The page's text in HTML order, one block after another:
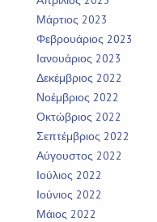
Μάρτιος 2023
Φεβρουάριος 2023
Ιανουάριος 2023
Δεκέμβριος 2022
Νοέμβριος 2022
Οκτώβριος 2022
Σεπτέμβριος 2022
Αύγουστος 2022
Ιούλιος 2022
Ιούνιος 2022
Μάιος 2022